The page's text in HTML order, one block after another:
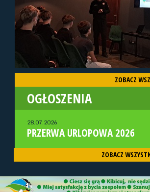
ZOBACZ
OGŁOSZENIA
28.07.2026
PRZERWA URLOPOWA 2026
ZOBACZ